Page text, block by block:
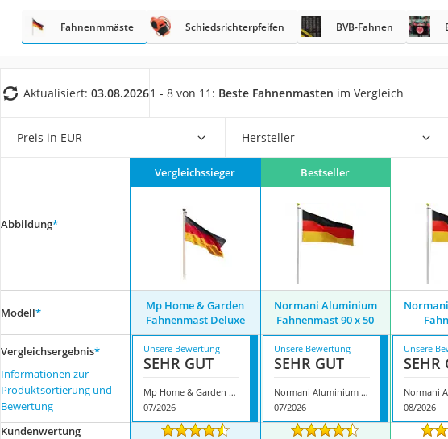
Überwachungskamera
Benzinrasenmäher mit
Löschdecke
Winterharte Palmen
Gasdurchlauferhitzer
Fahnenmmäste Schiedsrichterpfeifen BVB-Fahnen
Aktualisiert: 03.08.20261 - 8 von 11: Beste Fahnenmasten im Vergleich
Preis in EUR Hersteller
Abbildung*
Vergleichssieger Bestseller
Modell*
Mp Home & Garden
Fahnenmast Deluxe
Normani Aluminium
Fahnenmast 90 x 50
Vergleichsergebnis*
Informationen zur
Produktsortierung und
Bewertung
Unsere Bewertung
SEHR GUT
Mp Home & Garden Fahnenmast Deluxe
07/2026
Unsere Bewertung
SEHR GUT
Normani Aluminium Fahnenmast 90 x 50
07/2026
Unsere
SEHR
08/2026
Kundenwertung